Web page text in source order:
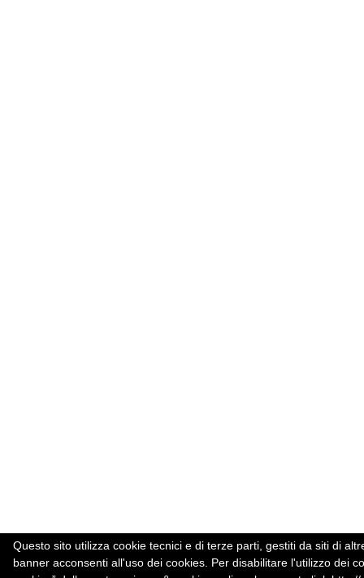
Questo sito utilizza cookie tecnici e di terze parti, gestiti da siti di
banner acconsenti all'uso dei cookies. Per disabilitare l'utilizzo dei